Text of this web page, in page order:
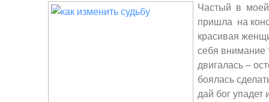
Частый в моей
пришла на
красивая
себя внимание
двигалась –
боялась
дай бог упадет